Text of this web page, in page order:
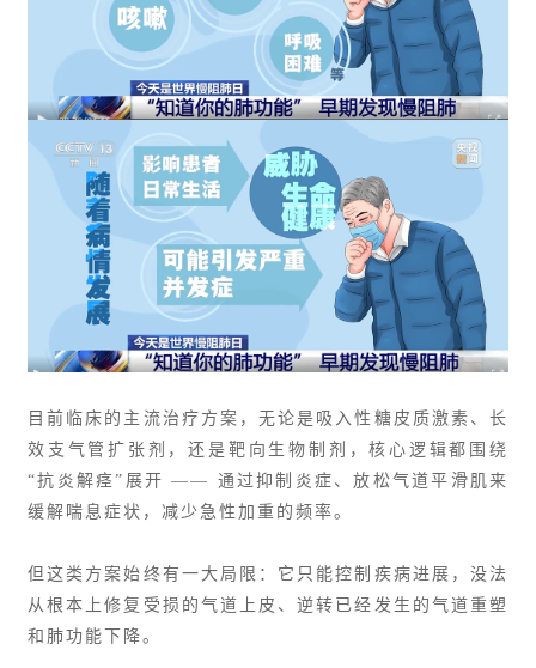
目前临床的主流治疗方案，无论是吸入性糖皮质激素、长
效支气管扩张剂，还是靶向生物制剂，核心逻辑都围绕
“抗炎解痉”展开 —— 通过抑制炎症、放松气道平滑肌来
缓解喘息症状，减少急性加重的频率。
但这类方案始终有一大局限：它只能控制疾病进展，没法
从根本上修复受损的气道上皮、逆转已经发生的气道重塑
和肺功能下降。